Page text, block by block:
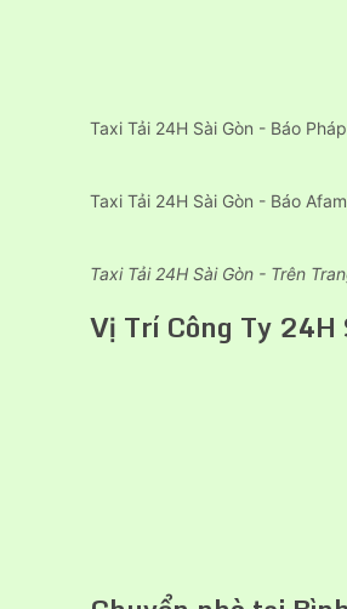
Taxi Tải 24H Sài Gòn - Báo
Taxi Tải 24H Sài Gòn - Báo
Taxi Tải 24H Sài Gòn - Trên
Vị Trí Công Ty 24H